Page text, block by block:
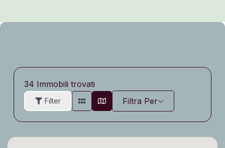
34 Immobili trovati
Filter Filtra Per